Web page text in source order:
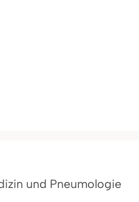
und Pneumologie